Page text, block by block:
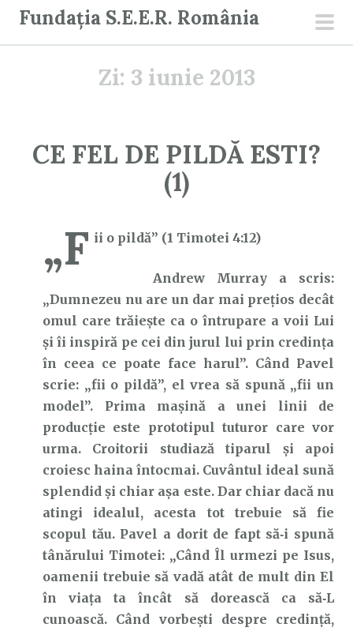
Fundația S.E.E.R. România
Zi: 3 iunie 2013
CE FEL DE PILDĂ ESTI?
(1)
„F ii o pildă” (1 Timotei 4:12)
Andrew Murray a scris:
„Dumnezeu nu are un dar mai prețios decât
omul care trăiește ca o întrupare a voii Lui
și îi inspiră pe cei din jurul lui prin credința
în ceea ce poate face harul”. Când Pavel
scrie: „fii o pildă”, el vrea să spună „fii un
model”. Prima mașină a unei linii de
producție este prototipul tuturor care vor
urma. Croitorii studiază tiparul și apoi
croiesc haina întocmai. Cuvântul ideal sună
splendid și chiar așa este. Dar chiar dacă nu
atingi idealul, acesta tot trebuie să fie
scopul tău. Pavel a dorit de fapt să‑i spună
tânărului Timotei: „Când Îl urmezi pe Isus,
oamenii trebuie să vadă atât de mult din El
în viața ta încât să dorească ca să‑L
cunoască. Când vorbești despre credință,